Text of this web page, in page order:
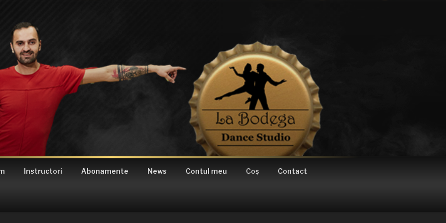
BLACK
Instructori Abonamente News Contul meu Coș Contact